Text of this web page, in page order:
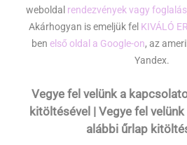
weboldal rendezvények vagy foglalás
Akárhogyan is emeljük fel KIVÁLÓ
ben első oldal a Google-on, az
Yandex.
Vegye fel velünk a
kitöltésével | Vegye fel
alábbi űrlap